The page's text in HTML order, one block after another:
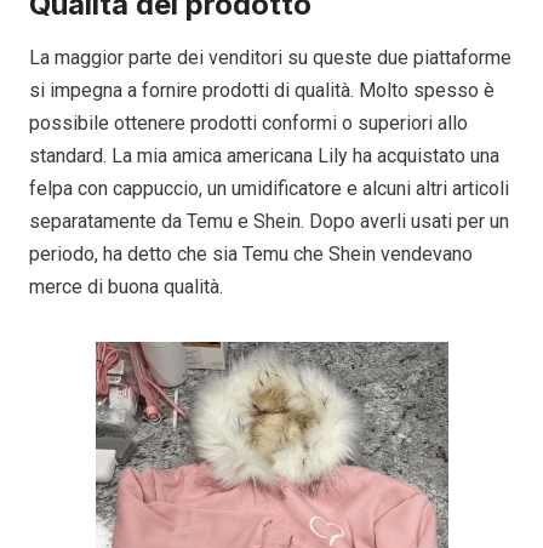
La maggior parte dei venditori su queste due piattaforme
si impegna a fornire prodotti di qualità. Molto spesso è
possibile ottenere prodotti conformi o superiori allo
standard. La mia amica americana Lily ha acquistato una
felpa con cappuccio, un umidificatore e alcuni altri articoli
separatamente da Temu e Shein. Dopo averli usati per un
periodo, ha detto che sia Temu che Shein vendevano
merce di buona qualità.